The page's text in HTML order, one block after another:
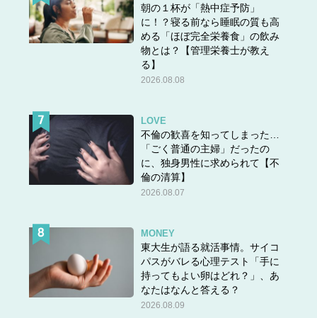
朝の１杯が「熱中症予防」
に！？寝る前なら睡眠の質も高
める「ほぼ完全栄養食」の飲み
物とは？【管理栄養士が教え
る】
2026.08.08
LOVE
不倫の歓喜を知ってしまった…
「ごく普通の主婦」だったの
に、独身男性に求められて【不
倫の清算】
2026.08.07
MONEY
東大生が語る就活事情。サイコ
パスがバレる心理テスト「手に
持ってもよい卵はどれ？」、あ
なたはなんと答える？
2026.08.09